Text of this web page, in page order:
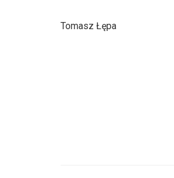
Tomasz Łępa